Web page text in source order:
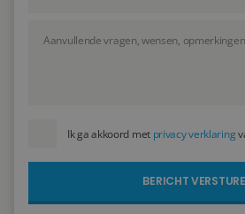
Ik ga akkoord met privacy verklaring